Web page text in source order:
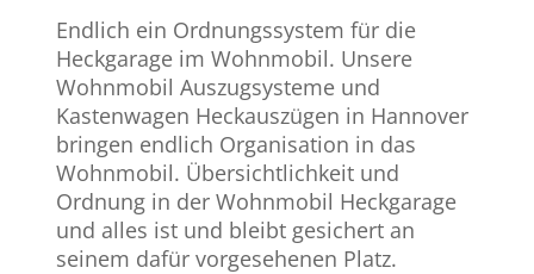
Endlich ein Ordnungssystem für die
Heckgarage im Wohnmobil. Unsere
Wohnmobil Auszugsysteme und
Kastenwagen Heckauszügen in Hannover
bringen endlich Organisation in das
Wohnmobil. Übersichtlichkeit und
Ordnung in der Wohnmobil Heckgarage
und alles ist und bleibt gesichert an
seinem dafür vorgesehenen Platz.